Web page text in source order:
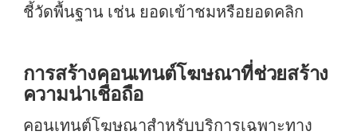
ชี้วัดพื้นฐาน เช่น ยอดเข้าชมหรือยอดคลิก
การสร้างคอนเทนต์โฆษณาที่ช่วยสร้าง
ความน่าเชื่อถือ
คอนเทนต์โฆษณาสำหรับบริการเฉพาะทาง